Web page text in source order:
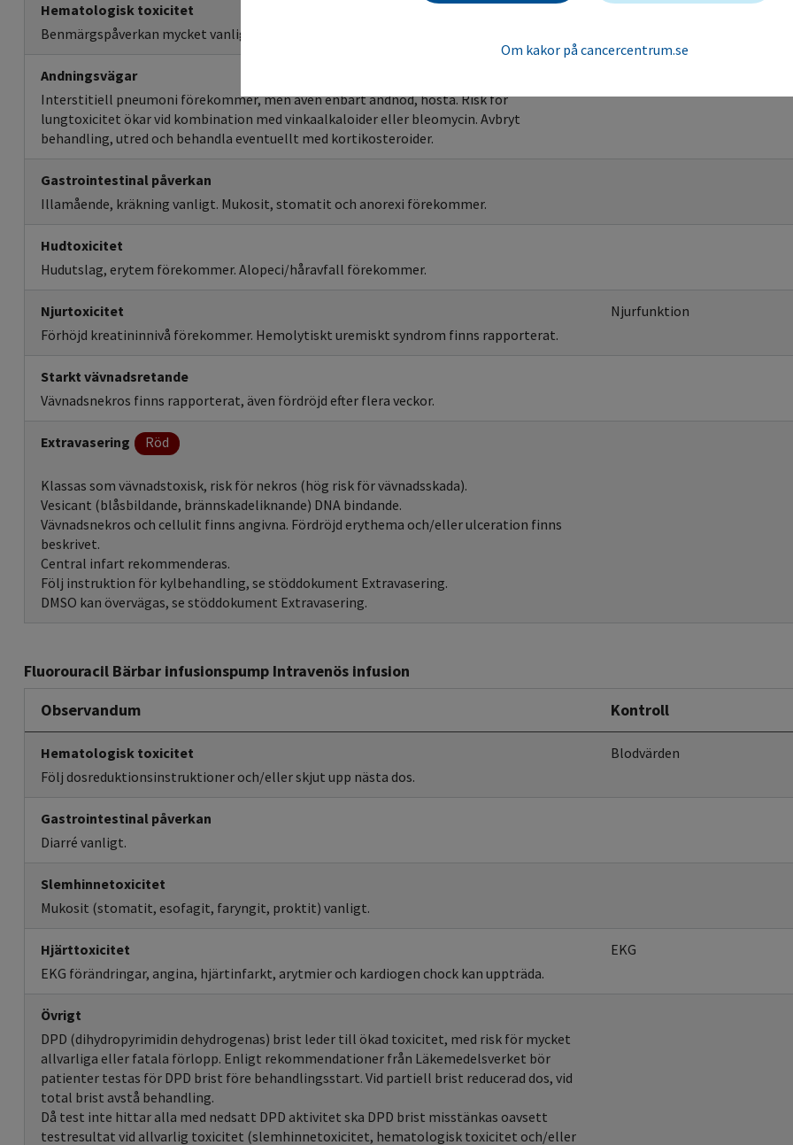
Hematologisk toxicitet
Benmärgspåverkan mycket vanlig med leukopenia och trombocytopeni.
Andningsvägar
Interstitiell pneumoni förekommer, men även enbart andnöd, hosta. Risk för
lungtoxicitet ökar vid kombination med vinkaalkaloider eller bleomycin. Avbryt
behandling, utred och behandla eventuellt med kortikosteroider.
Gastrointestinal påverkan
Illamående, kräkning vanligt. Mukosit, stomatit och anorexi förekommer.
Hudtoxicitet
Hudutslag, erytem förekommer. Alopeci/håravfall förekommer.
Njurtoxicitet
Njurfunktion
Förhöjd kreatininnivå förekommer. Hemolytiskt uremiskt syndrom finns rapporterat.
Starkt vävnadsretande
Vävnadsnekros finns rapporterat, även fördröjd efter flera veckor.
Extravasering Röd
Klassas som vävnadstoxisk, risk för nekros (hög risk för vävnadsskada).
Vesicant (blåsbildande, brännskadeliknande) DNA bindande.
Vävnadsnekros och cellulit finns angivna. Fördröjd erythema och/eller ulceration finns
beskrivet.
Central infart rekommenderas.
Följ instruktion för kylbehandling, se stöddokument Extravasering.
DMSO kan övervägas, se stöddokument Extravasering.
Fluorouracil Bärbar infusionspump Intravenös infusion
Observandum
Kontroll
Hematologisk toxicitet Blodvärden
Följ dosreduktionsinstruktioner och/eller skjut upp nästa dos.
Gastrointestinal påverkan
Diarré vanligt.
Slemhinnetoxicitet
Mukosit (stomatit, esofagit, faryngit, proktit) vanligt.
Hjärttoxicitet
EKG
EKG förändringar, angina, hjärtinfarkt, arytmier och kardiogen chock kan uppträda.
Övrigt
DPD (dihydropyrimidin dehydrogenas) brist leder till ökad toxicitet, med risk för mycket
allvarliga eller fatala förlopp. Enligt rekommendationer från Läkemedelsverket bör
patienter testas för DPD brist före behandlingsstart. Vid partiell brist reducerad dos, vid
total brist avstå behandling.
Då test inte hittar alla med nedsatt DPD aktivitet ska DPD brist misstänkas oavsett
testresultat vid allvarlig toxicitet (slemhinnetoxicitet, hematologisk toxicitet och/eller
Om kakor på cancercentrum.se